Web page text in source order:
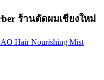
ร้านตัดผมเชียงใหม่